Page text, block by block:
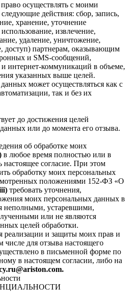
осуществлять с моими
действия: сбор, запись,
хранение, уточнение
извлечение,
удаление, уничтожение,
доступ) партнерам, оказывающим
и SMS‑сообщений,
интернет‑коммуникаций в объеме,
указанных выше целей.
может осуществляться как с
так и без их
до достижения целей
или до момента его отзыва.
об обработке моих
в любое время полностью или в
настоящее согласие. При этом
обработку моих персональных
положениями 152-ФЗ «О
требовать уточнения,
моих персональных данных в
неполными, устаревшими,
или не являются
целей обработки.
и защиты моих прав и
числе для отзыва настоящего
в письменной форме по
в настоящем согласии, либо на